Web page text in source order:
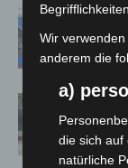
Wir
anderem die
a)
die sich auf
natürliche